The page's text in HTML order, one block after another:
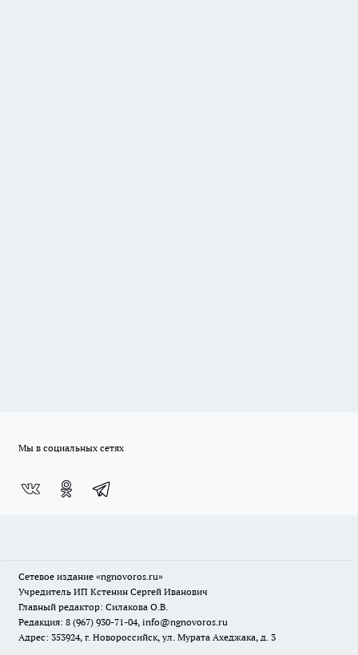
Мы в социальных сетях
Сетевое издание «ngnovoros.ru»
Учредитель ИП Кстенин Сергей Иванович
Главный редактор: Силакова О.В.
Редакция: 8 (967) 930-71-04, info@ngnovoros.ru
Адрес: 353924, г. Новороссийск, ул. Мурата Ахеджака, д. 3